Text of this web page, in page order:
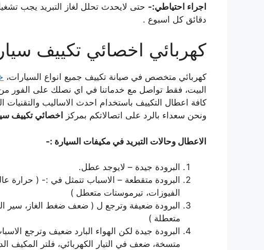
اجراء احتياطي:-
دقائق كل اسبوع .
كهربائي اخصائي تكييف
كهربائي متخصص في صيانة تكييف جميع انواع السيارات،
البيت، فقط تواصل مع خدماتنا في اي نصلك على الفور من
كافة اعطال التكييف باستخدام احدث الاساليب والتقنيات
ونحن سعداء بالرد على اتصالاتكم بمركز
اخصائي تكييف
الاعطال وحالات التبريد في مكيفات السيارة :-
البرودة جيدة – لايوجد عطل.
البرودة متقطعة – الاسباب تتمثل في :- ( حرارة
الفيوزات، تيرموستات متعطل )
البرودة ضعيفة وترجع ل ( ضعف ضغط الغاز، سير
متعطلة )
البرودة جيدة لكن الهواء البارد ضعيف وترجع
متسخة، ضعف في التيار الكهربائي، فلتر المكيف